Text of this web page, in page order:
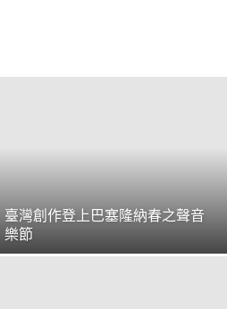
臺灣創作登上巴塞隆納春之聲音
樂節